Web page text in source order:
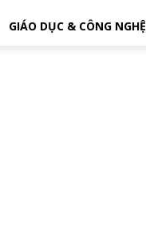
GIÁO DỤC & CÔNG NGHỆ